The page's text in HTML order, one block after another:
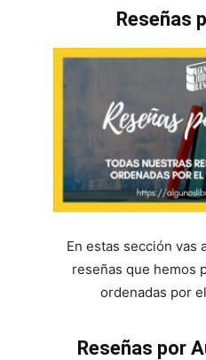
Reseñas
En estas sección vas
reseñas que hemos
ordenadas por
Reseñas por